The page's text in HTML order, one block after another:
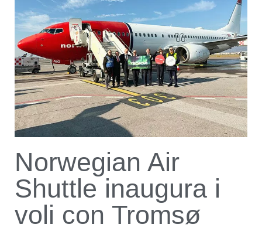
Norwegian Air
Shuttle inaugura i
voli con Tromsø